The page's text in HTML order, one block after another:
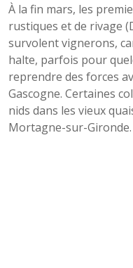
À la fin mars, les
rustiques et de rivage
survolent vignerons,
halte, parfois pour
reprendre des forces
Gascogne. Certaines
nids dans les vieux
Mortagne-sur-Gironde.